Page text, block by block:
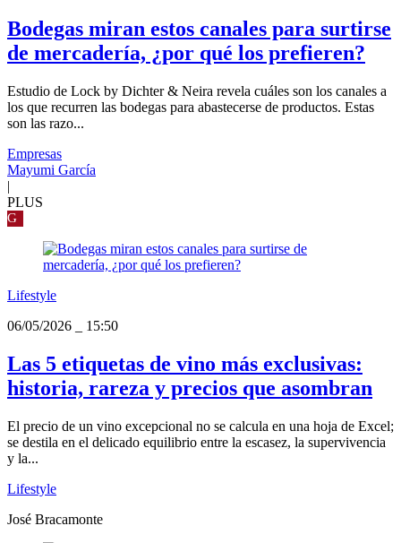
Bodegas miran estos canales para surtirse
de mercadería, ¿por qué los prefieren?
Estudio de Lock by Dichter & Neira revela cuáles son los canales a
los que recurren las bodegas para abastecerse de productos. Estas
son las razo...
Empresas
Mayumi García
|
PLUS
G
Lifestyle
06/05/2026
15:50
Las 5 etiquetas de vino más exclusivas:
historia, rareza y precios que asombran
El precio de un vino excepcional no se calcula en una hoja de Excel;
se destila en el delicado equilibrio entre la escasez, la supervivencia
y la...
Lifestyle
José Bracamonte